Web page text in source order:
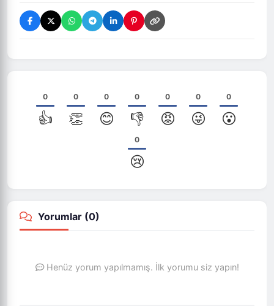
0
👍
0
👏
0
😊
0
👎
0
😡
0
😜
0
😮
0
😢
Yorumlar (0)
Henüz yorum yapılmamış. İlk yorumu siz yapın!